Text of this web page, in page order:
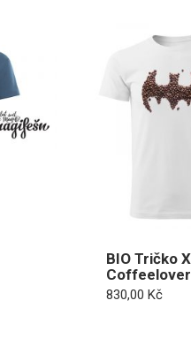
BIO Tričko
830,00 Kč